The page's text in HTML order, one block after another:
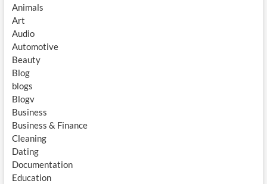
Animals
Art
Audio
Automotive
Beauty
Blog
blogs
Blogv
Business
Business & Finance
Cleaning
Dating
Documentation
Education